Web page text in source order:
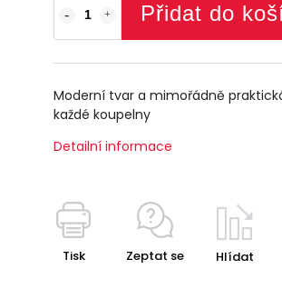
Přidat do
Moderní tvar a mimořádně
každé koupelny
Detailní informace
Tisk Zeptat se Hlídat